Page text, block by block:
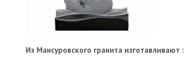
Из Мансуровского гранита изготавливают :